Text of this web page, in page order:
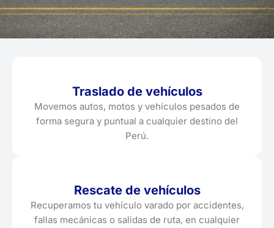
Traslado de vehículos
Movemos autos, motos y vehículos pesados de
forma segura y puntual a cualquier destino del
Perú.
Rescate de vehículos
Recuperamos tu vehículo varado por accidentes,
fallas mecánicas o salidas de ruta, en cualquier